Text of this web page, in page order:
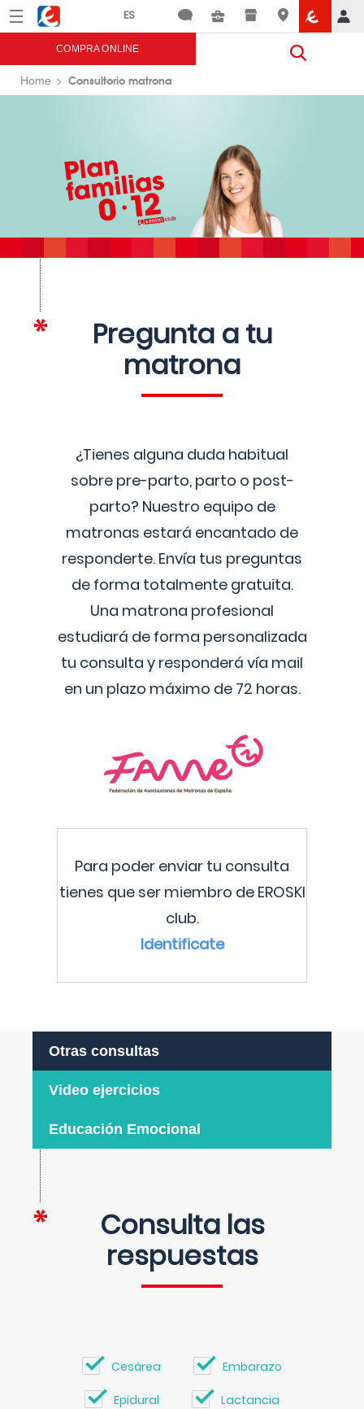
Menú Eroski
COMPRA ONLINE
Home Consultorio matrona
Pregunta a tu
matrona
¿Tienes alguna duda habitual
sobre pre-parto, parto o post-
parto? Nuestro equipo de
matronas estará encantado de
responderte. Envía tus preguntas
de forma totalmente gratuita.
Una matrona profesional
estudiará de forma personalizada
tu consulta y responderá vía mail
en un plazo máximo de 72 horas.
Para poder enviar tu consulta
tienes que ser miembro de EROSKI
club.
Identificate
Otras consultas
Video ejercicios
Educación Emocional
Consulta las
respuestas
Cesárea Embarazo
Epidural Lactancia